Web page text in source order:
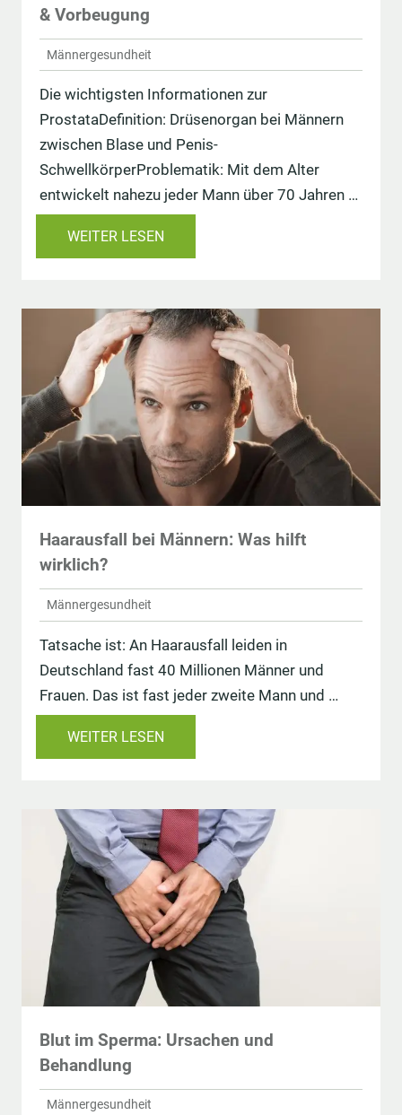
& Vorbeugung
Männergesundheit
Die wichtigsten Informationen zur
ProstataDefinition: Drüsenorgan bei Männern
zwischen Blase und Penis-
SchwellkörperProblematik: Mit dem Alter
entwickelt nahezu jeder Mann über 70 Jahren …
WEITER LESEN
Haarausfall bei Männern: Was hilft
wirklich?
Männergesundheit
Tatsache ist: An Haarausfall leiden in
Deutschland fast 40 Millionen Männer und
Frauen. Das ist fast jeder zweite Mann und …
WEITER LESEN
Blut im Sperma: Ursachen und
Behandlung
Männergesundheit